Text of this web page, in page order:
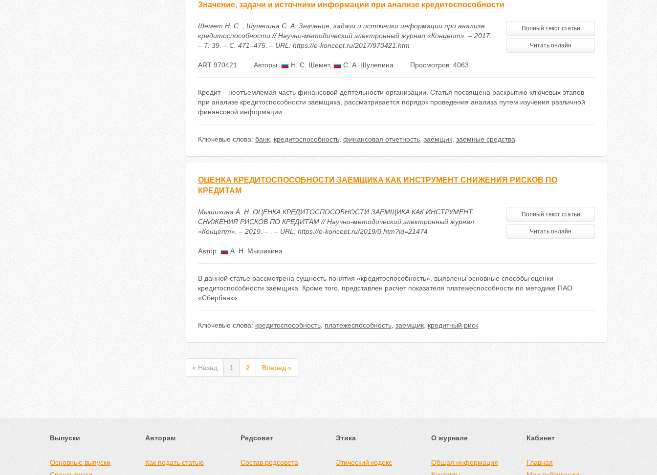
Значение, задачи и источники информации при анализе кредитоспособности
Шемет Н. С. , Шулепина С. А. Значение, задачи и источники информации при анализе
кредитоспособности // Научно-методический электронный журнал «Концепт». – 2017.
– Т. 39. – С. 471–475. – URL: https://e-koncept.ru/2017/970421.htm
Полный текст статьи
Читать онлайн
ART 970421 Авторы: Н. С. Шемет, С. А. Шулепина Просмотров: 4063
Кредит – неотъемлемая часть финансовой деятельности организации. Статья посвящена раскрытию ключевых этапов
при анализе кредитоспособности заемщика, рассматривается порядок проведения анализа путем изучения различной
финансовой информации.
Ключевые слова: банк, кредитоспособность, финансовая отчетность, заемщик, заемные средства
ОЦЕНКА КРЕДИТОСПОСОБНОСТИ ЗАЕМЩИКА КАК ИНСТРУМЕНТ СНИЖЕНИЯ РИСКОВ ПО
КРЕДИТАМ
Мышихина А. Н. ОЦЕНКА КРЕДИТОСПОСОБНОСТИ ЗАЕМЩИКА КАК ИНСТРУМЕНТ
СНИЖЕНИЯ РИСКОВ ПО КРЕДИТАМ // Научно-методический электронный журнал
«Концепт». – 2019. – . – URL: https://e-koncept.ru/2019/0.htm?id=21474
Полный текст статьи
Читать онлайн
Автор: А. Н. Мышихина
В данной статье рассмотрена сущность понятия «кредитоспособность», выявлены основные способы оценки
кредитоспособности заемщика. Кроме того, представлен расчет показателя платежеспособности по методике ПАО
«Сбербанк».
Ключевые слова: кредитоспособность, платежеспособность, заемщик, кредитный риск
« Назад 1 2 Вперед »
Выпуски
Основные выпуски
Авторам
Как подать статью
Редсовет
Состав редсовета
Этика
Этический кодекс
О журнале
Общая информация
Кабинет
Главная